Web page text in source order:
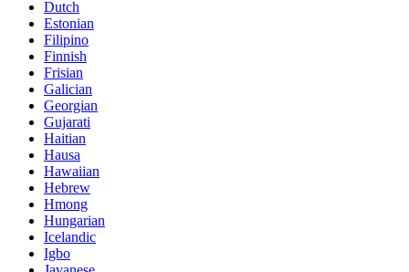
Dutch
Estonian
Filipino
Finnish
Frisian
Galician
Georgian
Gujarati
Haitian
Hausa
Hawaiian
Hebrew
Hmong
Hungarian
Icelandic
Igbo